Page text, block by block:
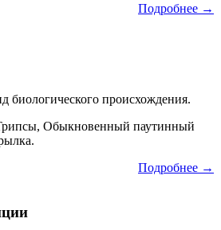
Подробнее →
биологического происхождения.
Обыкновенный паутинный
Подробнее →